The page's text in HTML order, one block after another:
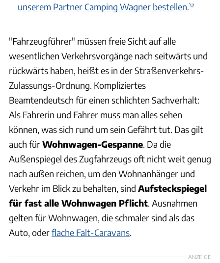
unserem Partner Camping Wagner bestellen.
"Fahrzeugführer" müssen freie Sicht auf alle
wesentlichen Verkehrsvorgänge nach seitwärts und
rückwärts haben, heißt es in der Straßenverkehrs-
Zulassungs-Ordnung. Kompliziertes
Beamtendeutsch für einen schlichten Sachverhalt:
Als Fahrerin und Fahrer muss man alles sehen
können, was sich rund um sein Gefährt tut. Das gilt
auch fürWohnwagen-Gespanne. Da die
Außenspiegel des Zugfahrzeugs oft nicht weit genug
nach außen reichen, um den Wohnanhänger und
Verkehr im Blick zu behalten, sind Aufsteckspiegel
für fast alle Wohnwagen Pflicht. Ausnahmen
gelten für Wohnwagen, die schmaler sind als das
Auto, oderflache Falt-Caravans.
ANZEIGE